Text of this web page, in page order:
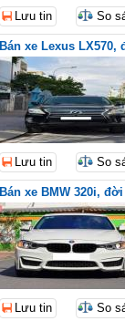
Lưu tin So
Bán xe Lexus LX570,
Lưu tin So
Bán xe BMW 320i,
Lưu tin So